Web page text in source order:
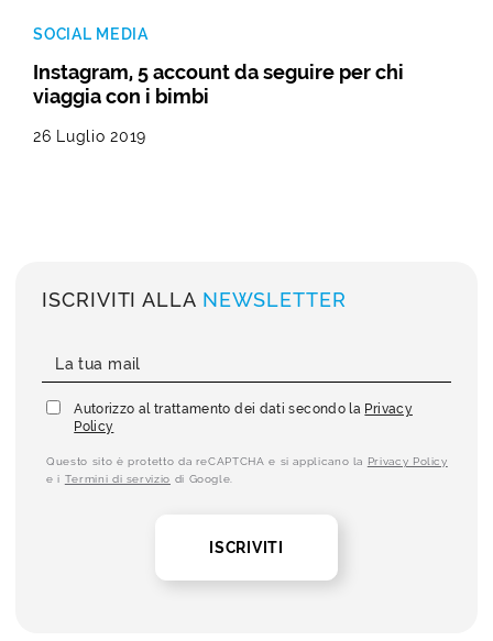
SOCIAL MEDIA
Instagram, 5 account da seguire per chi
viaggia con i bimbi
26 Luglio 2019
ISCRIVITI ALLA NEWSLETTER
Autorizzo al trattamento dei dati secondo la Privacy
Policy
Questo sito è protetto da reCAPTCHA e si applicano la Privacy Policy
e i Termini di servizio di Google.
ISCRIVITI